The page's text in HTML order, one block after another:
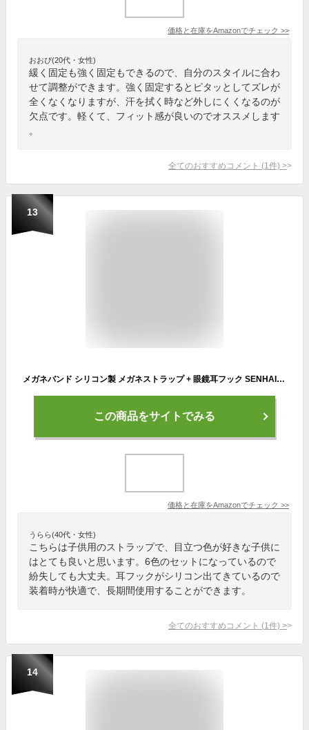
価格と在庫をAmazonでチェック >>
おおぴ(20代・女性)
緩く固定も強く固定もできるので、自分のスタイルに合わ
せて調整ができます。強く固定するとピタッとしてズレが
全くなくなりますが、汗を拭く時など外しにくくなるのが
欠点です。軽くて、フィット感が良いのでオススメします
。
全てのおすすめコメント (1 件) >
13
メガネバンド シリコン製 メガネストラップ + 眼鏡耳フック SENHAI 6パック メガネ 固定バンド スポーツ 子ども 大人 汎用 メガネホルダー
この商品をサイトでみる
価格と在庫をAmazonでチェック >>
うらら(40代・女性)
こちらは子供用のストラップで、目立つ色が好きな子供に
はとても良いと思います。6色のセットになっているので
紛失しても大丈夫。耳フックがシリコン出てきているので
装着時が快適で、長期間使用することができます。
全てのおすすめコメント (1 件) >
14